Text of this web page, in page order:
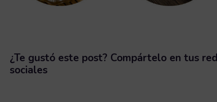
¿Te gustó este post? Compártelo en tus
sociales